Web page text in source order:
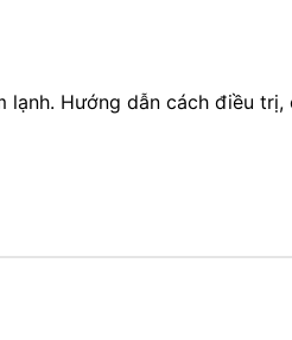
Hướng dẫn cách điều trị,